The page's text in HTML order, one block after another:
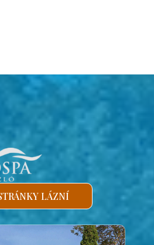
LÁZNÍ